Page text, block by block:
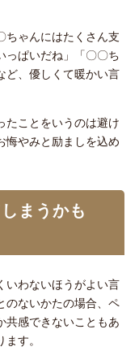
ちゃんにはたくさん支
っぱいだね」「〇〇ち
ど、優しくて暖かい言
たことをいうのは避け
悔やみと励ましを込め
まうかも
いわないほうがよい言
のないかたの場合、ペ
共感できないこともあ
す。